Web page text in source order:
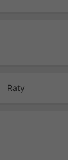
Raty